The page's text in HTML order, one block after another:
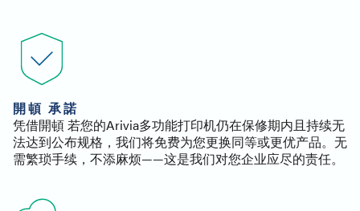
開頓 承諾
凭借開頓 若您的Arivia多功能打印机仍在保修期内且持续无
法达到公布规格，我们将免费为您更换同等或更优产品。无
需繁琐手续，不添麻烦——这是我们对您企业应尽的责任。